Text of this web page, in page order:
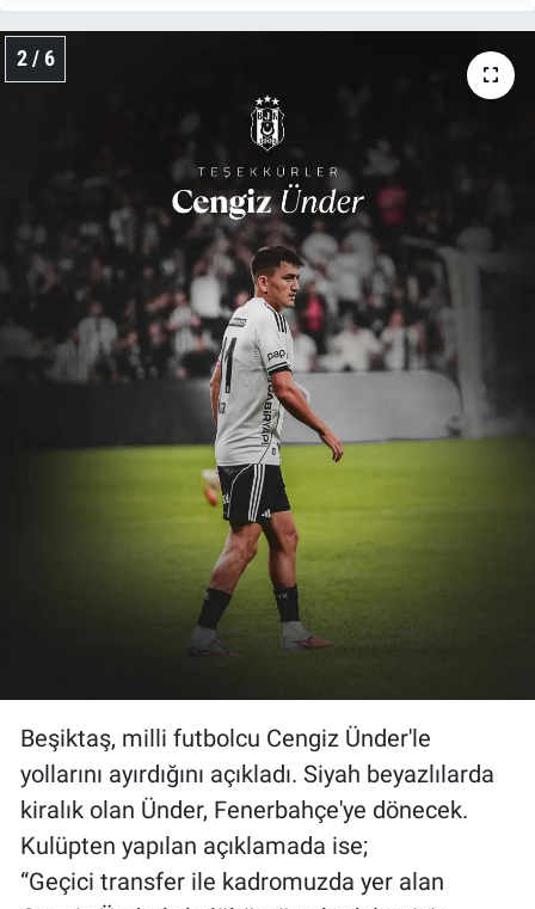
2 / 6
Beşiktaş, milli futbolcu Cengiz Ünder'le
yollarını ayırdığını açıkladı. Siyah beyazlılarda
kiralık olan Ünder, Fenerbahçe'ye dönecek.
Kulüpten yapılan açıklamada ise;
“Geçici transfer ile kadromuzda yer alan